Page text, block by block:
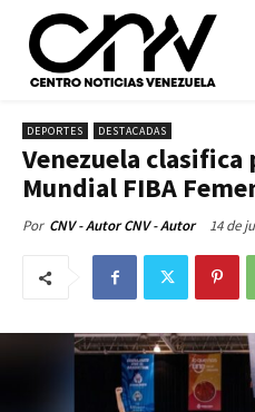
DEPORTES DESTACADAS
Venezuela
Mundial FIBA
Por CNV - Autor CNV - Autor 14 de